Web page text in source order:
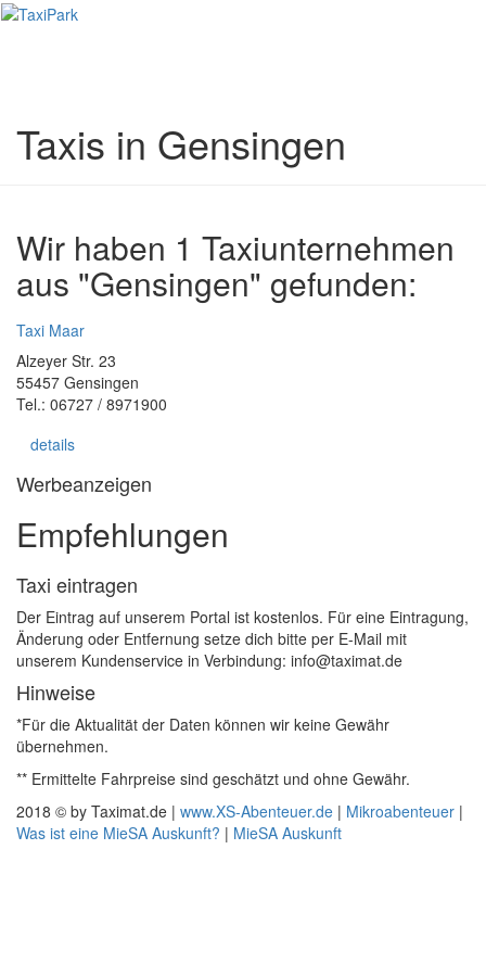
Taxis in Gensingen
Wir haben 1 Taxiunternehmen
aus "Gensingen" gefunden:
Taxi Maar
Alzeyer Str. 23
55457 Gensingen
Tel.: 06727 / 8971900
details
Werbeanzeigen
Empfehlungen
Taxi eintragen
Der Eintrag auf unserem Portal ist kostenlos. Für eine Eintragung,
Änderung oder Entfernung setze dich bitte per E-Mail mit
unserem Kundenservice in Verbindung: info@taximat.de
Hinweise
*Für die Aktualität der Daten können wir keine Gewähr
übernehmen.
** Ermittelte Fahrpreise sind geschätzt und ohne Gewähr.
2018 © by Taximat.de | www.XS-Abenteuer.de | Mikroabenteuer |
Was ist eine MieSA Auskunft? | MieSA Auskunft